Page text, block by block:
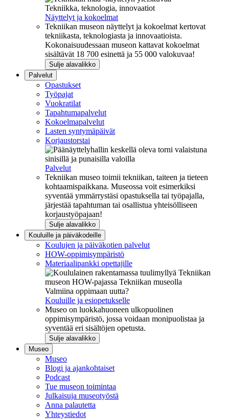
Tekniikka, teknologia, innovaatiot
Näyttelyt ja kokoelmat
Tekniikan museon näyttelyt ja kokoelmat kertovat
tekniikasta, teknologiasta ja innovaatioista.
Kokonaisuudessaan museon kattavat kokoelmat
sisältävät 18 700 esinettä ja 55 000 valokuvaa!
Sulje alavalikko
Palvelut
Opastukset
Työpajat
Vuokratilat
Tapahtumapalvelut
Kokoelmapalvelut
Lasten syntymäpäivät
Korjaustorstai
Palvelut
Tekniikan museo toimii tekniikan, taiteen ja tieteen
kohtaamispaikkana. Museossa voit esimerkiksi
syventää ymmärrystäsi opastuksella tai työpajalla,
järjestää tapahtuman tai osallistua yhteisölliseen
korjaustyöpajaan!
Sulje alavalikko
Kouluille ja päiväkodeille
Koulujen ja päiväkotien palvelut
HOW-oppimisympäristö
Materiaalipankki opettajille
Valmiina oppimaan uutta?
Kouluille ja esiopetukselle
Museo on luokkahuoneen ulkopuolinen
oppimisympäristö, jossa voidaan monipuolistaa ja
syventää eri sisältöjen opetusta.
Sulje alavalikko
Museo
Museo
Blogi ja ajankohtaiset
Podcast
Tue museon toimintaa
Julkaisuja museotyöstä
Anna palautetta
Yhteystiedot